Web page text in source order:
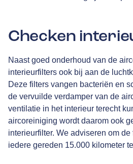
Checken
Naast goed onderhoud van de
interieurfilters ook bij aan de
Deze filters vangen bacteriën en
de vervuilde verdamper van de
ventilatie in het interieur terecht
aircoreiniging wordt daarom ook
interieurfilter. We adviseren om
iedere gereden 15.000 kilometer